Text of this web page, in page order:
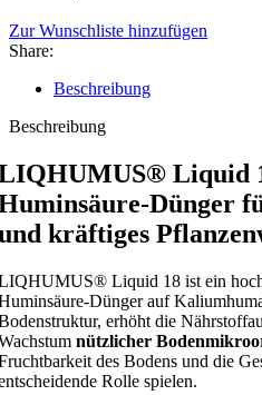
Zur Wunschliste hinzufügen
Share:
Beschreibung
Beschreibung
Liquid
Dünger
kräftiges
Liquid 18 ist ein
Dünger auf
erhöht die
nützlicher
des Bodens und die
Rolle spielen.